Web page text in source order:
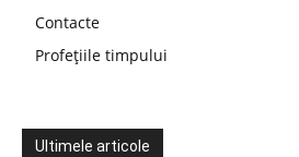
Contacte
Profețiile timpului
Ultimele articole